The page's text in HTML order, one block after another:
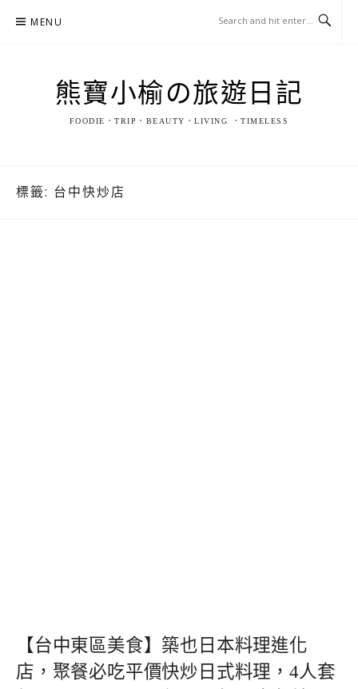
MENU
熊寶小榆の旅遊日記
FOODIE．TRIP．BEAUTY．LIVING ．TIMELESS
標籤: 台中快炒店
【台中東區美食】築也日本料理進化
店，聚餐必吃平價快炒日式料理，4人套